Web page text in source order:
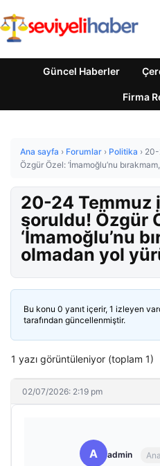
Güncel Haberler
Firma
Ana sayfa › Forumlar › Politika › 20-
Özgür Özel: ‘İmamoğlu’nu
20-24 Temmuz
soruldu! Özgür
‘İmamoğlu’nu
olmadan yol
Bu konu 0 yanıt içerir, 1 izleyen
tarafından güncellenmiştir.
1 yazı görüntüleniyor (toplam 1)
02/07/2026: 2:19 pm
A admin